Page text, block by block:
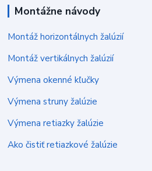
Montážne návody
Montáž horizontálnych žalúzií
Montáž vertikálnych žalúzií
Výmena okenné kľučky
Výmena struny žalúzie
Výmena retiazky žalúzie
Ako čistiť retiazkové žalúzie